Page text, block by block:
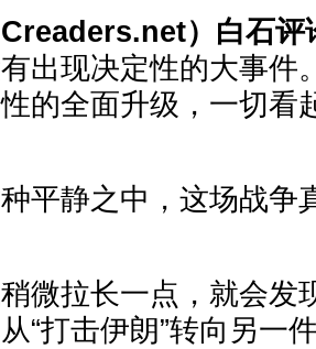
）白石评
出现决定性的大事件
的全面升级，一切看
平静之中，这场战争
微拉长一点，就会发
“打击伊朗”转向另